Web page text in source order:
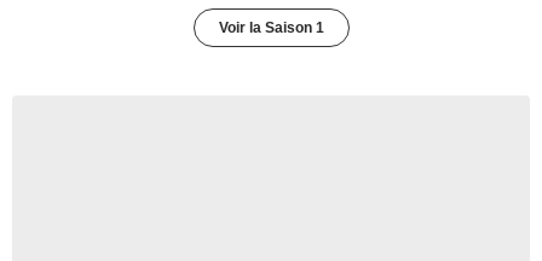
Voir la Saison 1